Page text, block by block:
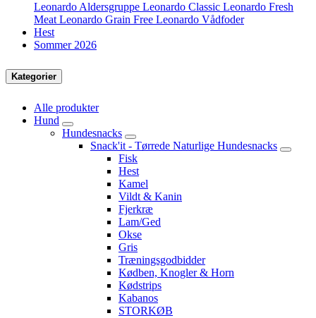
Leonardo Aldersgruppe Leonardo Classic Leonardo Fresh
Meat Leonardo Grain Free Leonardo Vådfoder
Hest
Sommer 2026
Kategorier
Alle produkter
Hund
Hundesnacks
Snack'it - Tørrede Naturlige Hundesnacks
Fisk
Hest
Kamel
Vildt & Kanin
Fjerkræ
Lam/Ged
Okse
Gris
Træningsgodbidder
Kødben, Knogler & Horn
Kødstrips
Kabanos
STORKØB